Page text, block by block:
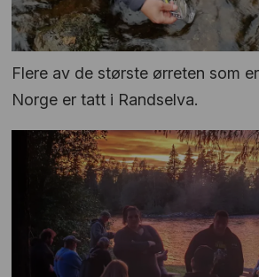
Flere av de største ørreten som
Norge er tatt i Randselva.